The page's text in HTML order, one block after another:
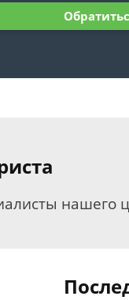
нашего